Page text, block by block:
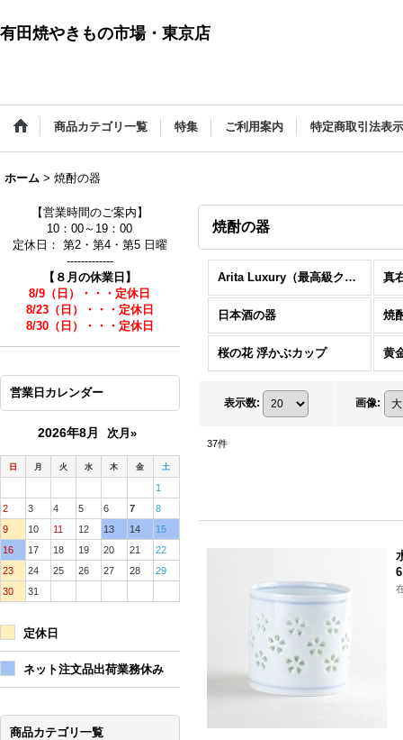
有田焼やきもの市場・東京店
商品カテゴリ一覧 特集 ご利用案内 特定商取引法表示
ホーム > 焼酎の器
【営業時間のご案内】
10：00～19：00
定休日： 第2・第4・第5 日曜
-------------
【８月の休業日】
8/9（日）・・・定休日
8/23（日）・・・定休日
8/30（日）・・・定休日
営業日カレンダー
2026年8月 次月»
日 月 火 水 木 金 土
1
2
3 4 5 6 7
8
9
10 11 12 13 14
15
16
17 18 19 20 21
22
23
24 25 26 27 28
29
30
31
定休日
ネット注文品出荷業務休み
商品カテゴリ一覧
焼酎の器
Arita Luxury（最高級クラス） 真
日本酒の器 焼
桜の花 浮かぶカップ 黄
表示数: 画像:
37件